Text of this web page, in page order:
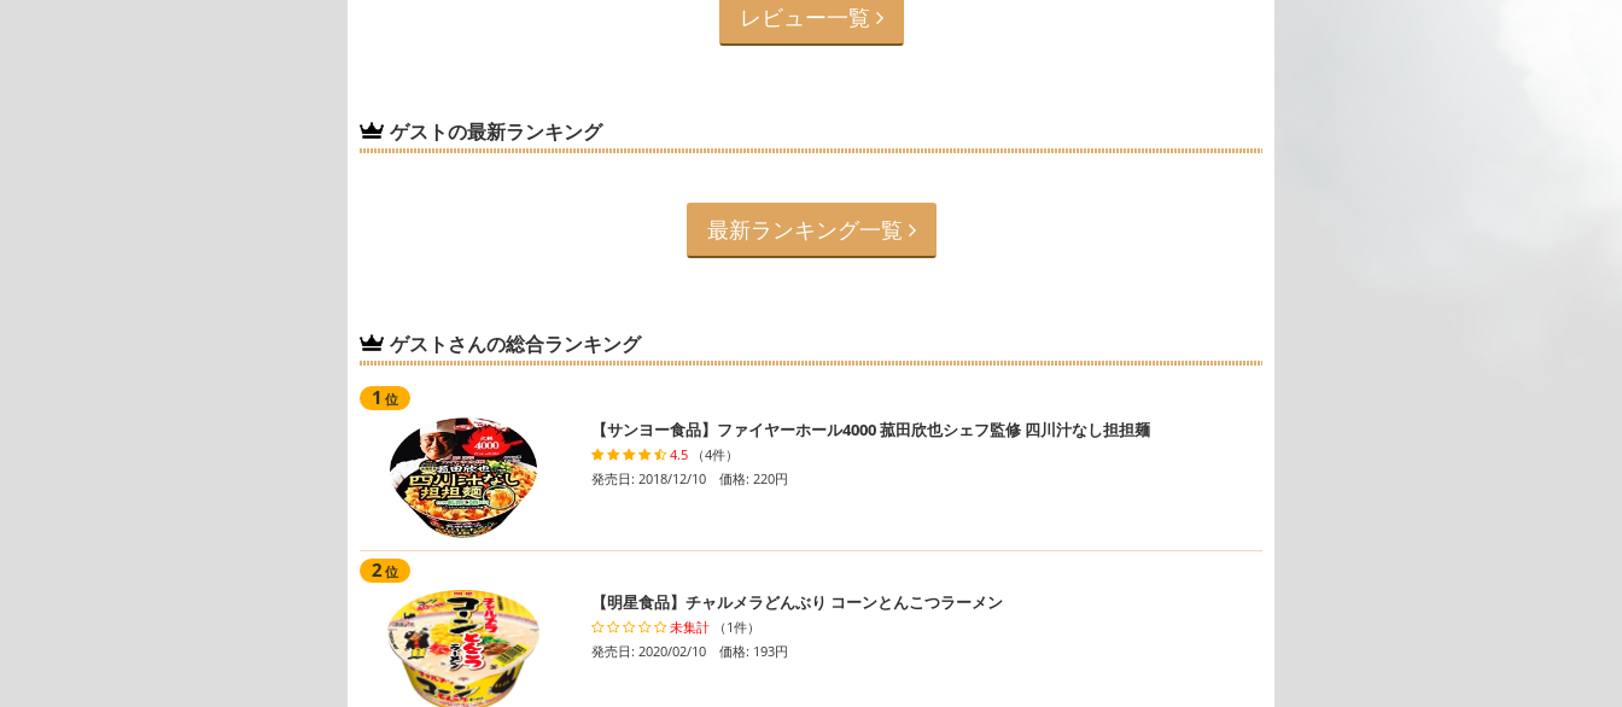
レビュー一覧
ゲストの最新ランキング
最新ランキング一覧
ゲストさんの総合ランキング
1 位
【サンヨー食品】ファイヤーホール4000 菰田欣也シェフ監修 四川汁なし担担麺
4.5 （4件）
発売日: 2018/12/10 価格: 220円
2 位
【明星食品】チャルメラどんぶり コーンとんこつラーメン
未集計 （1件）
発売日: 2020/02/10 価格: 193円